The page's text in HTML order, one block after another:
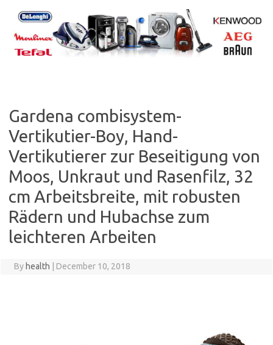
content
Gardena combisystem-
Vertikutier-Boy, Hand-
Vertikutierer zur Beseitigung von
Moos, Unkraut und Rasenfilz, 32
cm Arbeitsbreite, mit robusten
Rädern und Hubachse zum
leichteren Arbeiten
By health December 10, 2018